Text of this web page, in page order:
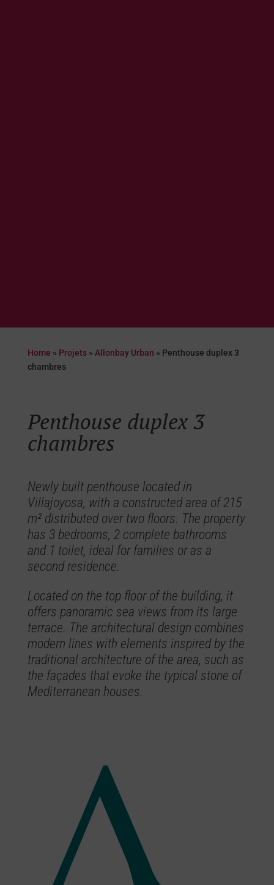
Home » Projets» Allonbay Urban » Penthouse duplex 3
chambres
Penthouse duplex 3
chambres
Newly built penthouse located in
Villajoyosa, with a constructed area of 215
m² distributed over two floors. The property
has 3 bedrooms, 2 complete bathrooms
and 1 toilet, ideal for families or as a
second residence.
Located on the top floor of the building, it
offers panoramic sea views from its large
terrace. The architectural design combines
modern lines with elements inspired by the
traditional architecture of the area, such as
the façades that evoke the typical stone of
Mediterranean houses.